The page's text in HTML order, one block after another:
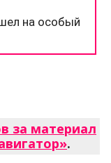
за материал
.